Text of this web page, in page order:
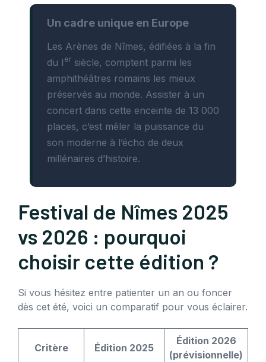
Un cadre unique en Europe
Les Arènes de Nîmes, édifiées à la fin
du I er siècle, comptent parmi les
amphithéâtres romains les mieux
préservés au monde. Assister à un
concert dans cette enceinte de 13 000
places, c’est mêler la puissance du
son moderne à l’écho de deux
millénaires d’histoire.
Festival de Nîmes 2025
vs 2026 : pourquoi
choisir cette édition ?
Si vous hésitez entre patienter un an ou foncer
dès cet été, voici un comparatif pour vous éclairer.
Critère Édition 2025
Édition 2026
(prévisionnelle)